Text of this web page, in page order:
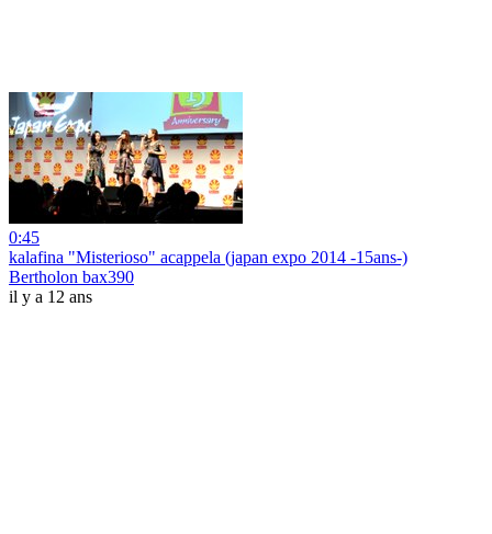
0:45
kalafina "Misterioso" acappela (japan expo 2014 -15ans-)
Bertholon bax390
il y a 12 ans